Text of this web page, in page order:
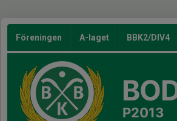
Föreningen A-laget BBK2/DIV4
P2013